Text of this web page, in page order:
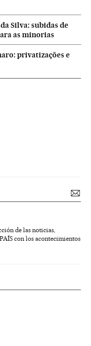
Silva: subidas de
as minorias
privatizações e
de las noticias,
con los acontecimientos